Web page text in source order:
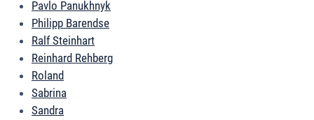
Pavlo Panukhnyk
Philipp Barendse
Ralf Steinhart
Reinhard Rehberg
Roland
Sabrina
Sandra